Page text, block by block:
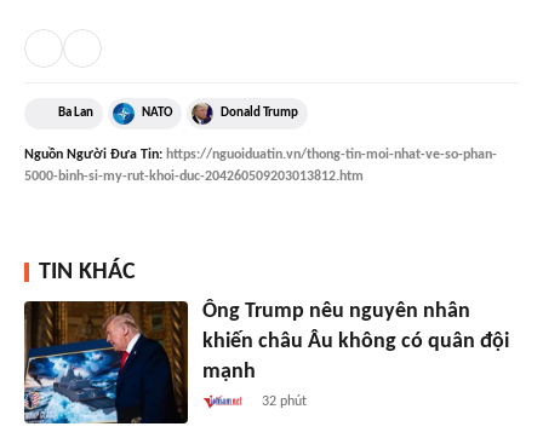
Ba Lan NATO Donald Trump
Nguồn Người Đưa Tin: https://nguoiduatin.vn/thong-tin-moi-nhat-ve-so-phan-
5000-binh-si-my-rut-khoi-duc-204260509203013812.htm
TIN KHÁC
Ông Trump nêu nguyên nhân
khiến châu Âu không có quân đội
mạnh
32 phút